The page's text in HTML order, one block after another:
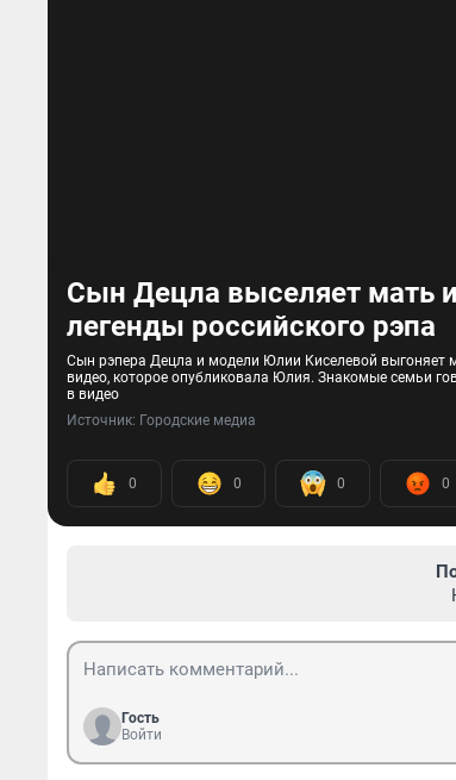
Сын Децла выселяет мать
легенды российского рэпа
Сын рэпера Децла и модели Юлии Киселевой выгоняет
видео, которое опубликовала Юлия. Знакомые семьи
в видео
Источник: Городские медиа
0 0 0 0
Гость
Войти